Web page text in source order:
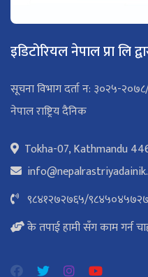
इडिटोरियल नेपाल प्रा लि
सूचना विभाग दर्ता न: ३०२५-
नेपाल राष्ट्रिय दैनिक
Tokha-07, Kathmandu
९८४१२७२७६५/९८४५०४५७२७
के तपाई हामी सँग काम गर्न